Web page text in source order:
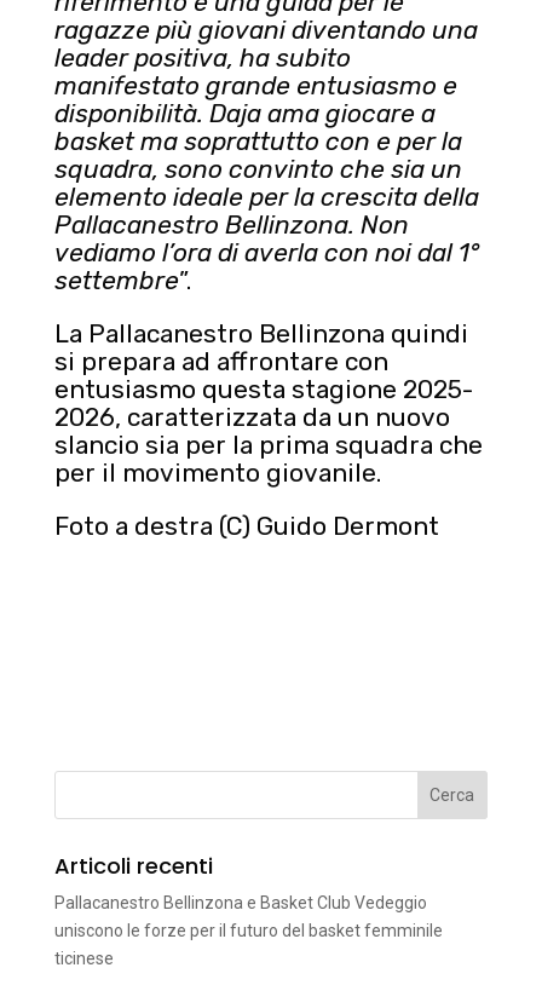
ragazze più giovani diventando una
leader positiva, ha subito
manifestato grande entusiasmo e
disponibilità. Daja ama giocare a
basket ma soprattutto con e per la
squadra, sono convinto che sia un
elemento ideale per la crescita della
Pallacanestro Bellinzona. Non
vediamo l’ora di averla con noi dal 1°
settembre”.
La Pallacanestro Bellinzona quindi
si prepara ad affrontare con
entusiasmo questa stagione 2025-
2026, caratterizzata da un nuovo
slancio sia per la prima squadra che
per il movimento giovanile.
Foto a destra (C) Guido Dermont
Articoli recenti
Pallacanestro Bellinzona e Basket Club Vedeggio
uniscono le forze per il futuro del basket femminile
ticinese